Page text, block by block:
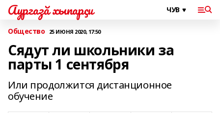
Аургазă хыпарçи
Общество 25 ИЮНЯ 2020, 17:50
Сядут ли школьники за
парты 1 сентября
Или продолжится дистанционное
обучение